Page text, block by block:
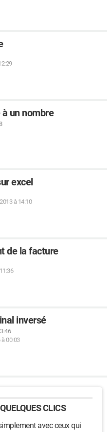
un nombre
excel
à 14:10
de la facture
inversé
à 00:03
CLICS
avec ceux qui